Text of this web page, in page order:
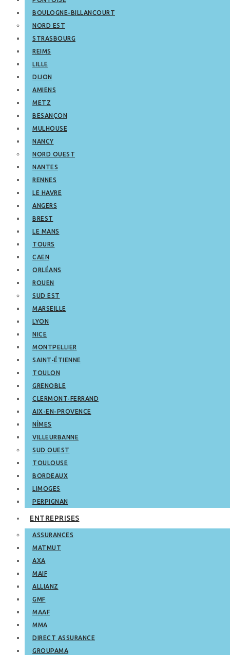
BOULOGNE-BILLANCOURT
NORD EST
STRASBOURG
REIMS
LILLE
DIJON
AMIENS
METZ
BESANÇON
MULHOUSE
NANCY
NORD OUEST
NANTES
RENNES
LE HAVRE
ANGERS
BREST
LE MANS
TOURS
CAEN
ORLÉANS
ROUEN
SUD EST
MARSEILLE
LYON
NICE
MONTPELLIER
SAINT-ÉTIENNE
TOULON
GRENOBLE
CLERMONT-FERRAND
AIX-EN-PROVENCE
NÎMES
VILLEURBANNE
SUD OUEST
TOULOUSE
BORDEAUX
LIMOGES
PERPIGNAN
ENTREPRISES
ASSURANCES
MATMUT
AXA
MAIF
ALLIANZ
GMF
MAAF
MMA
DIRECT ASSURANCE
GROUPAMA